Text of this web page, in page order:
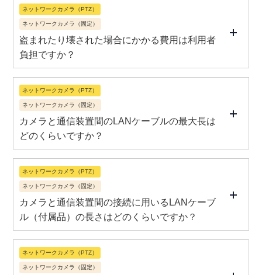
ネットワークカメラ（PTZ）
ネットワークカメラ（固定）
盗まれたり壊された場合にかかる費用は利用者
負担ですか？
ネットワークカメラ（PTZ）
ネットワークカメラ（固定）
カメラと通信装置間のLANケーブルの最大長は
どのくらいですか？
ネットワークカメラ（PTZ）
ネットワークカメラ（固定）
カメラと通信装置間の接続に用いるLANケーブ
ル（付属品）の長さはどのくらいですか？
ネットワークカメラ（PTZ）
ネットワークカメラ（固定）